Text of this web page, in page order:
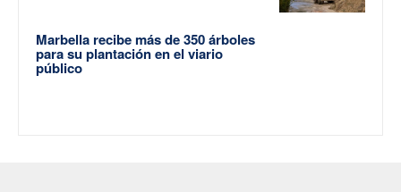
Marbella recibe más de 350 árboles
para su plantación en el viario
público